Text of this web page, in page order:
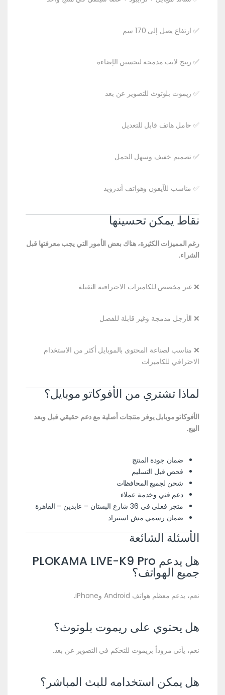
✅ ارتفاع يصل إلى 170 سم
✅ رينج لايت مدمجة لتحسين الإضاءة
✅ ريموت بلوتوث للتصوير عن بعد
✅ حامل هاتف قابل للتعديل
✅ تصميم خفيف وسهل الحمل
✅ مناسب للآيفون وهواتف أندرويد
نقاط يمكن تحسينها
رغم المميزات الكثيرة، هناك بعض الأمور التي يجب معرفتها قبل
الشراء.
❌ غير مخصص للكاميرات الاحترافية الثقيلة
❌ الأرجل مدمجة وغير قابلة للفصل
❌ مناسب لصناعة المحتوى بالموبايل أكثر من الاستخدام
الاحترافي للكاميرات
لماذا تشتري من الأفوكاتو موبايل؟
الأفوكاتو موبايل يوفر منتجات أصلية مع دعم حقيقي قبل وبعد
البيع.
ضمان جودة المنتج
فحص قبل التسليم
شحن لجميع المحافظات
دعم فني وخدمة عملاء
متجر فعلي في 36 شارع البستان – عابدين – القاهرة
ضمان رسمي مش استيراد
الأسئلة الشائعة
هل يدعم PLOKAMA LIVE-K9 Pro
جميع الهواتف؟
نعم، يدعم معظم هواتف Android وiPhone.
هل يحتوي على ريموت بلوتوث؟
نعم، يأتي مزوداً بريموت للتحكم في التصوير عن بعد.
هل يمكن استخدامه للبث المباشر؟